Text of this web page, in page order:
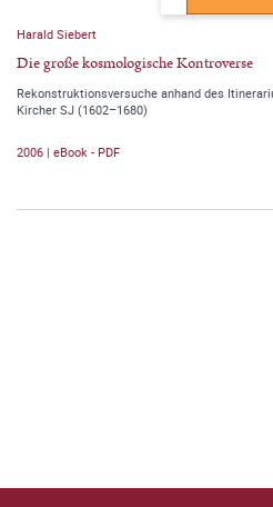
Harald Siebert
Die große kosmologische Kontroverse
Rekonstruktionsversuche anhand des
Kircher SJ (1602–1680)
2006 | eBook - PDF